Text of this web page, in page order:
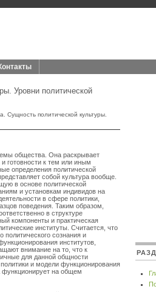
Уровни политической
Сущность политической культуры.
общества. Она раскрывает
готовности к тем или иным
определения политической
собой культура вообще.
в основе политической
и установкам индивидов на
в сфере политики,
поведения. Таким образом,
в структуре
компоненты и практическая
институты. Считается, что
политического сознания и
институтов,
внимание на то, что к
для данной общности
и модели функционирования
функционирует на общем